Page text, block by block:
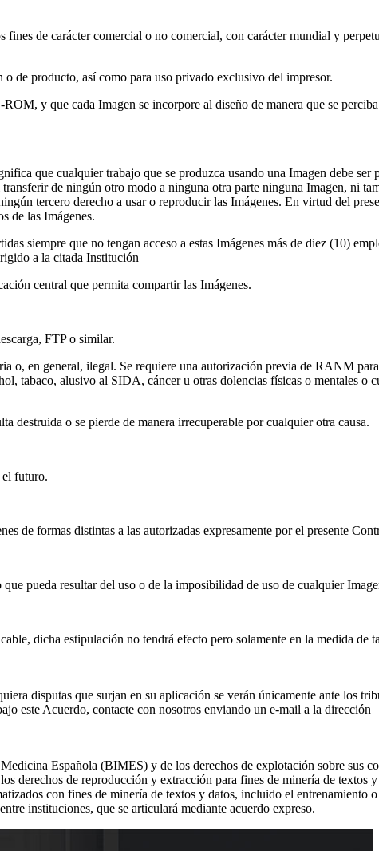
de carácter comercial o no comercial, con carácter mundial y
de producto, así como para uso privado exclusivo del impresor.
y que cada Imagen se incorpore al diseño de manera que se perciba
que cualquier trabajo que se produzca usando una Imagen debe ser
de ningún otro modo a ninguna otra parte ninguna Imagen, ni
tercero derecho a usar o reproducir las Imágenes. En virtud del
de las Imágenes.
siempre que no tengan acceso a estas Imágenes más de diez (10)
a la citada Institución
central que permita compartir las Imágenes.
FTP o similar.
o, en general, ilegal. Se requiere una autorización previa de RANM
tabaco, alusivo al SIDA, cáncer u otras dolencias físicas o mentales o
destruida o se pierde de manera irrecuperable por cualquier otra causa.
el futuro.
de formas distintas a las autorizadas expresamente por el presente
pueda resultar del uso o de la imposibilidad de uso de cualquier
dicha estipulación no tendrá efecto pero solamente en la medida de
disputas que surjan en su aplicación se verán únicamente ante los
este Acuerdo, contacte con nosotros enviando un e-mail a la dirección
Española (BIMES) y de los derechos de explotación sobre sus
derechos de reproducción y extracción para fines de minería de textos y
con fines de minería de textos y datos, incluido el entrenamiento
instituciones, que se articulará mediante acuerdo expreso.